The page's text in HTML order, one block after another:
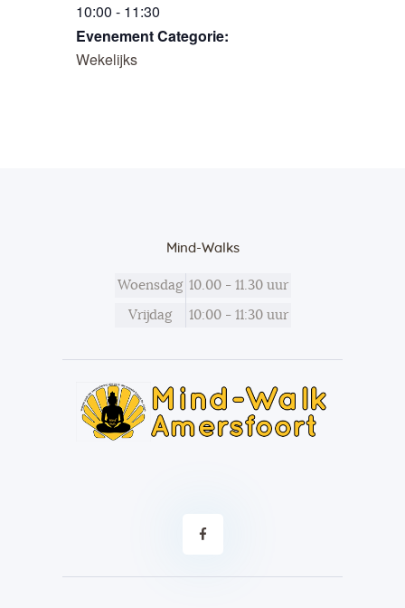
10:00 - 11:30
Evenement Categorie:
Wekelijks
Mind-Walks
Woensdag 10.00 - 11.30 uur
Vrijdag 10:00 - 11:30 uur